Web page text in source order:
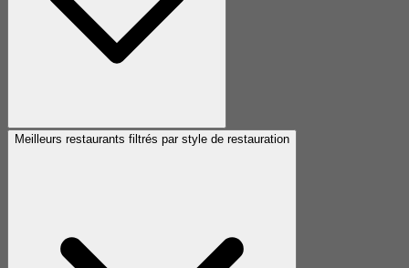
Meilleurs restaurants filtrés par style de restauration